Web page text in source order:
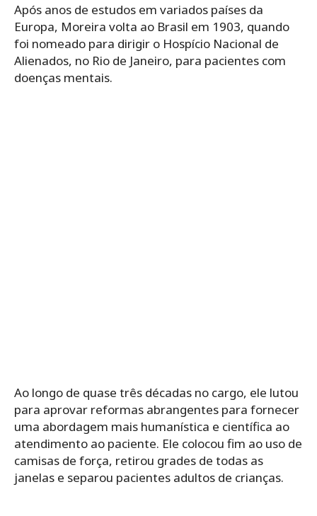
Após anos de estudos em variados países da
Europa, Moreira volta ao Brasil em 1903, quando
foi nomeado para dirigir o Hospício Nacional de
Alienados, no Rio de Janeiro, para pacientes com
doenças mentais.
Ao longo de quase três décadas no cargo, ele lutou
para aprovar reformas abrangentes para fornecer
uma abordagem mais humanística e científica ao
atendimento ao paciente. Ele colocou fim ao uso de
camisas de força, retirou grades de todas as
janelas e separou pacientes adultos de crianças.